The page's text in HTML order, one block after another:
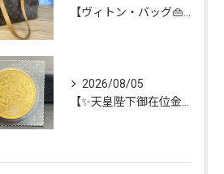
2026/08/05